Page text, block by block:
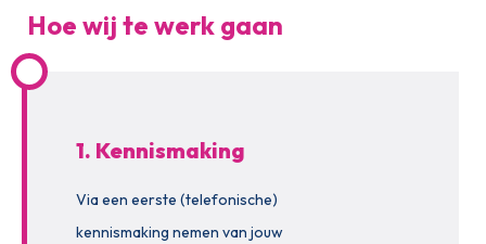
Hoe wij te werk gaan
1. Kennismaking
Via een eerste (telefonische)
kennismaking nemen van jouw